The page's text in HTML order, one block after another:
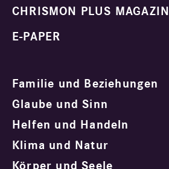
CHRISMON PLUS MAGAZIN
E-PAPER
Familie und Beziehungen
Glaube und Sinn
Helfen und Handeln
Klima und Natur
Körper und Seele